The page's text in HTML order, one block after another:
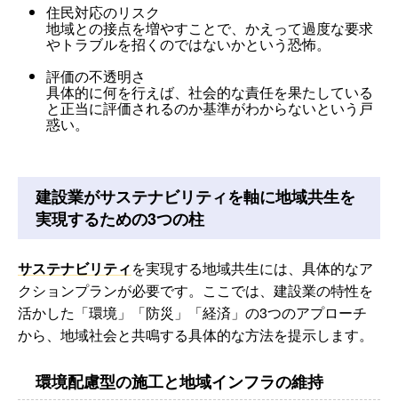
住民対応のリスク
地域との接点を増やすことで、かえって過度な要求
やトラブルを招くのではないかという恐怖。
評価の不透明さ
具体的に何を行えば、社会的な責任を果たしている
と正当に評価されるのか基準がわからないという戸
惑い。
建設業がサステナビリティを軸に地域共生を
実現するための3つの柱
サステナビリティを実現する地域共生には、具体的なア
クションプランが必要です。ここでは、建設業の特性を
活かした「環境」「防災」「経済」の3つのアプローチ
から、地域社会と共鳴する具体的な方法を提示します。
環境配慮型の施工と地域インフラの維持